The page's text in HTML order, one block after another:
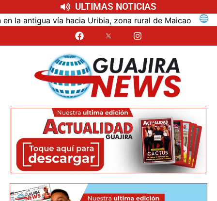
ULTIMAS NOTICIAS
vía hacia Uribia, zona rural de Maicao